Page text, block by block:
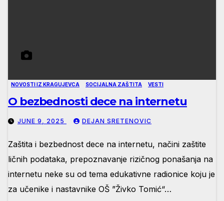
NOVOSTI IZ KRAGUJEVCA SOCIJALNA ZAŠTITA VESTI
O bezbednosti dece na internetu
JUNE 9, 2025 DEJAN SRETENOVIC
Zaštita i bezbednost dece na internetu, načini zaštite
ličnih podataka, prepoznavanje rizičnog ponašanja na
internetu neke su od tema edukativne radionice koju je
za učenike i nastavnike OŠ ”Živko Tomić“…